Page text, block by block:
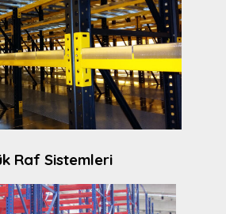
Raf Sistemleri